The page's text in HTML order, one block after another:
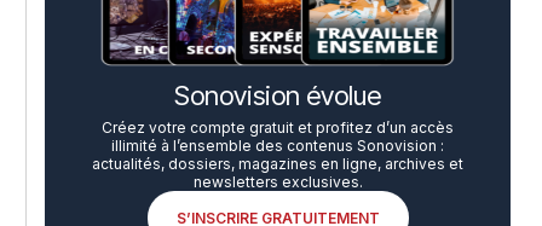
Sonovision évolue
Créez votre compte gratuit et profitez d’un accès
illimité à l’ensemble des contenus Sonovision :
actualités, dossiers, magazines en ligne, archives et
newsletters exclusives.
S’INSCRIRE GRATUITEMENT